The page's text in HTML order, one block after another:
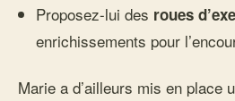
Proposez-lui des roues
enrichissements pour
Marie a d’ailleurs mis en place